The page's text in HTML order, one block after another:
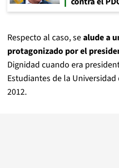
Respecto al caso, sealude a
protagonizado por el
Dignidad cuando era
Estudiantes de la Universidad
2012.